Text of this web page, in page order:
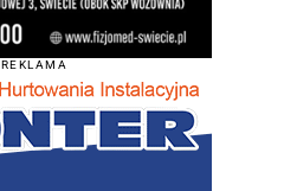
REKLAMA